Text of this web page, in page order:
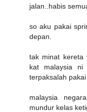
jalan..habis
so aku pakai
depan.
tak minat kereta
kat malaysia ni
terpaksalah
malaysia
mundur kelas